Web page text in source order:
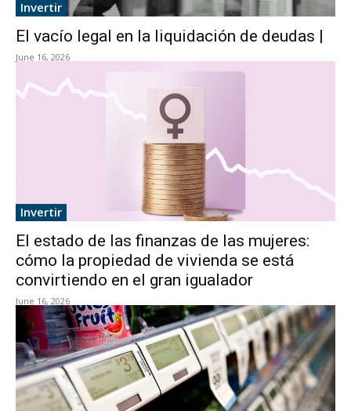
Invertir
El vacío legal en la liquidación de deudas |
June 16, 2026
Invertir
El estado de las finanzas de las mujeres:
cómo la propiedad de vivienda se está
convirtiendo en el gran igualador
June 16, 2026